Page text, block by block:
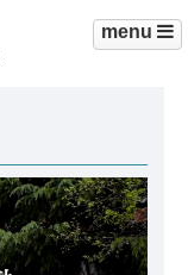
menu